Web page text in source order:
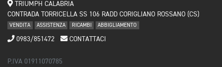
TRIUMPH CALABRIA
CONTRADA TORRICELLA SS 106 RADD CORIGLIANO ROSSANO (CS)
VENDITA ASSISTENZA RICAMBI ABBIGLIAMENTO
0983/851472 CONTATTACI
P.IVA 01911070785